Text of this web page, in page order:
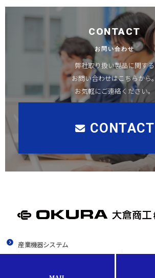
CONTACT
お問い合わせ
弊社取り扱い製品に関する
お問い合わせはこちらから。
お気軽にご連絡ください。
CONTACT
産業機器システム